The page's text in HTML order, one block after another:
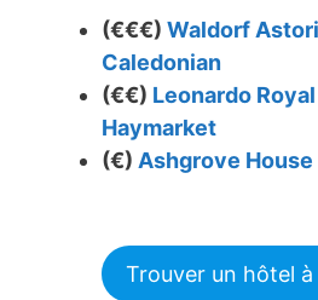
(€€€) Waldorf
Caledonian
(€€) Leonardo
Haymarket
(€) Ashgrove House
Trouver un hôtel à